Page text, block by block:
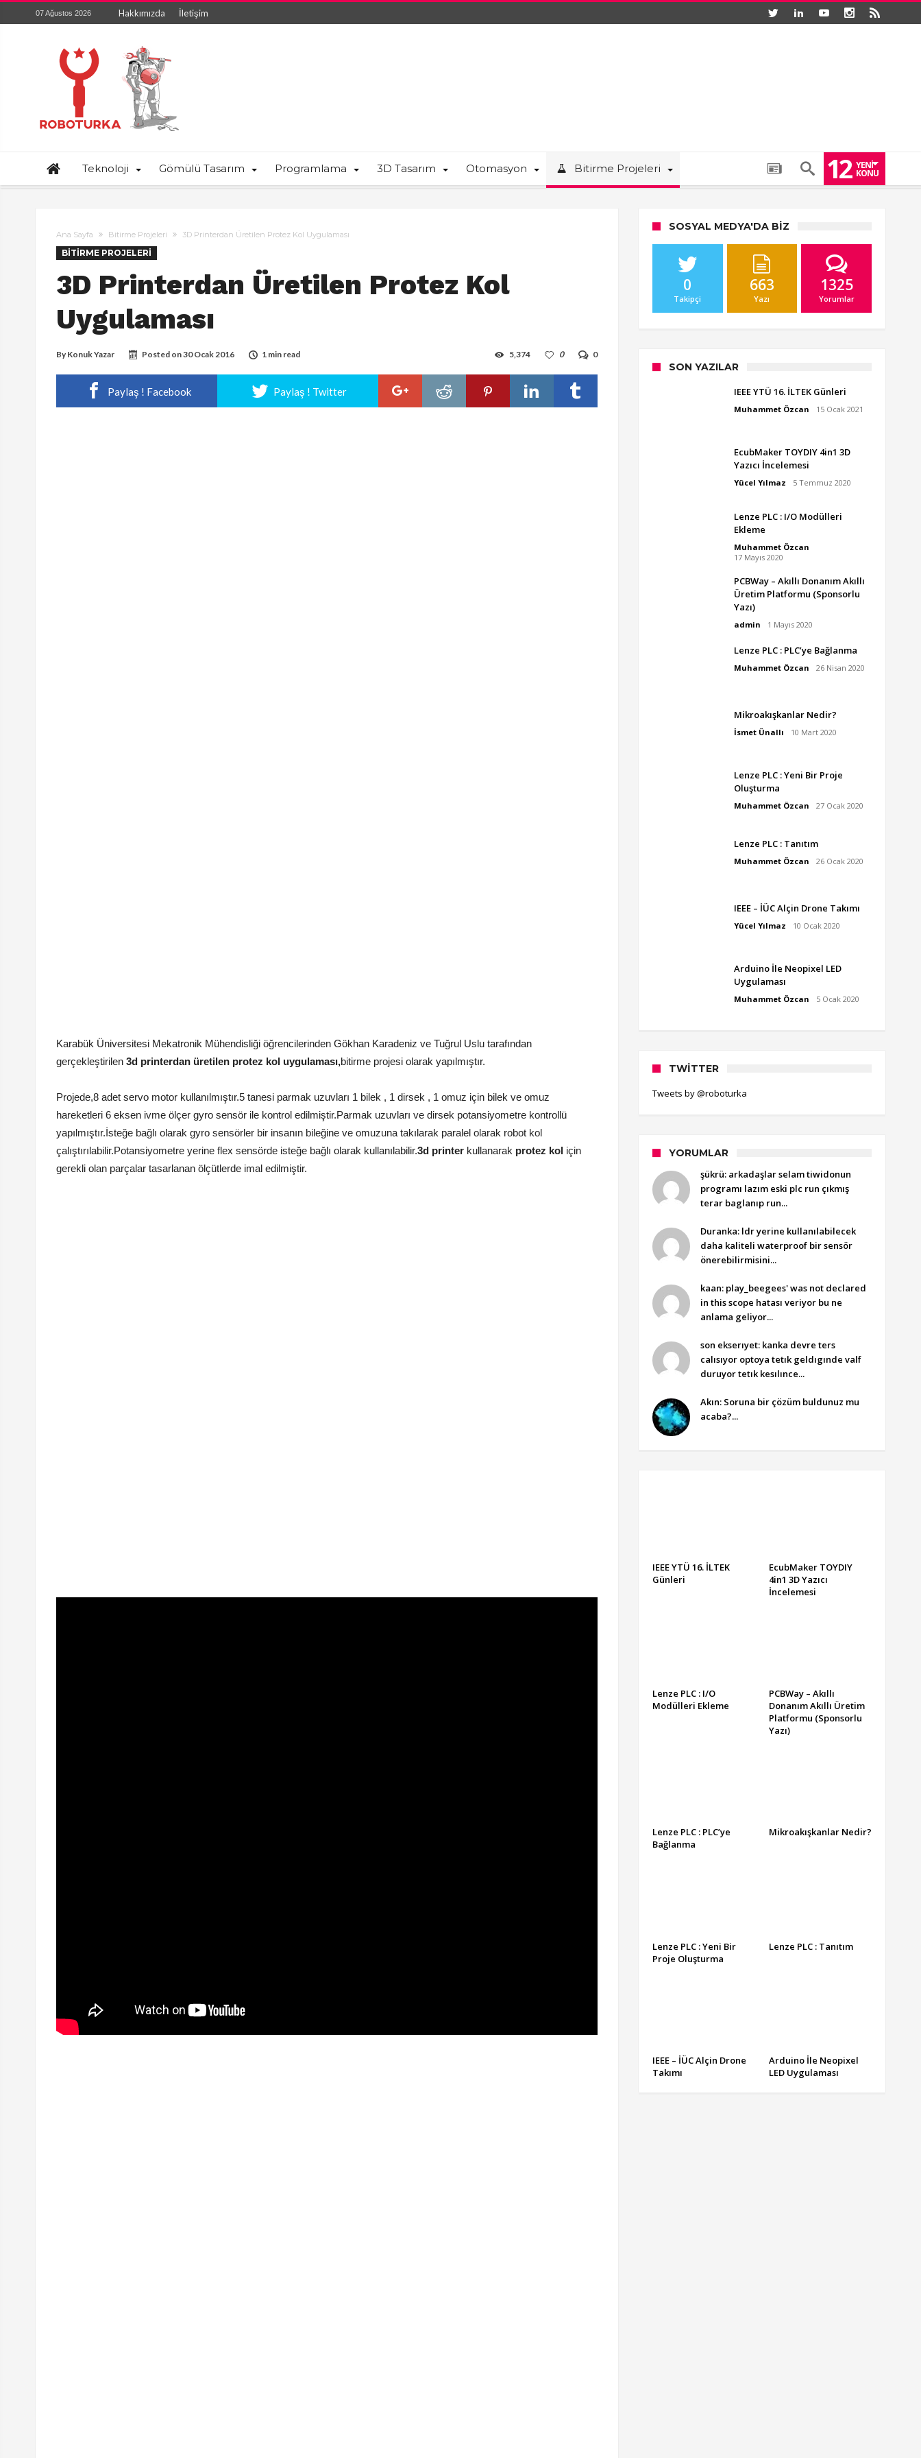
07 Ağustos 2026 Hakkımızda İletişim
Teknoloji Gömülü Tasarım Programlama 3D Tasarım Otomasyon Bitirme Projeleri 12 YENI
KONU
Ana Sayfa Bitirme Projeleri 3D Printerdan Üretilen Protez Kol Uygulaması
BITIRME PROJELERI
3D Printerdan Üretilen Protez Kol
Uygulaması
By Konuk Yazar Posted on30 Ocak 2016 1 min read 0
0
5,374
Paylaş ! Facebook Paylaş ! Twitter
Karabük Üniversitesi Mekatronik Mühendisliği öğrencilerinden Gökhan Karadeniz ve Tuğrul Uslu tarafından
gerçekleştirilen 3d printerdan üretilen protez kol uygulaması,bitirme projesi olarak yapılmıştır.
Projede,8 adet servo motor kullanılmıştır.5 tanesi parmak uzuvları 1 bilek , 1 dirsek , 1 omuz için bilek ve omuz
hareketleri 6 eksen ivme ölçer gyro sensör ile kontrol edilmiştir.Parmak uzuvları ve dirsek potansiyometre kontrollü
yapılmıştır.İsteğe bağlı olarak gyro sensörler bir insanın bileğine ve omuzuna takılarak paralel olarak robot kol
çalıştırılabilir.Potansiyometre yerine flex sensörde isteğe bağlı olarak kullanılabilir.3d printer kullanarak protez kol için
gerekli olan parçalar tasarlanan ölçütlerde imal edilmiştir.
SOSYAL MEDYA'DA BIZ
0
Takipçi
663
Yazı
1325
Yorumlar
SON YAZILAR
IEEE YTÜ 16. İLTEK Günleri
Muhammet Özcan 15 Ocak 2021
EcubMaker TOYDIY 4in1 3D
Yazıcı İncelemesi
Yücel Yılmaz 5 Temmuz 2020
Lenze PLC : I/O Modülleri
Ekleme
Muhammet Özcan
17 Mayıs 2020
PCBWay – Akıllı Donanım Akıllı
Üretim Platformu (Sponsorlu
Yazı)
admin 1 Mayıs 2020
Lenze PLC : PLC’ye Bağlanma
Muhammet Özcan 26 Nisan 2020
Mikroakışkanlar Nedir?
İsmet Ünallı 10 Mart 2020
Lenze PLC : Yeni Bir Proje
Oluşturma
Muhammet Özcan 27 Ocak 2020
Lenze PLC : Tanıtım
Muhammet Özcan 26 Ocak 2020
IEEE – İÜC Alçin Drone Takımı
Yücel Yılmaz 10 Ocak 2020
Arduino İle Neopixel LED
Uygulaması
Muhammet Özcan 5 Ocak 2020
TWITTER
Tweets by @roboturka
YORUMLAR
şükrü: arkadaşlar selam tiwidonun
programı lazım eski plc run çıkmış
terar baglanıp run...
Duranka: ldr yerine kullanılabilecek
daha kaliteli waterproof bir sensör
önerebilirmisini...
kaan: play_beegees' was not declared
in this scope hatası veriyor bu ne
anlama geliyor...
son ekserıyet: kanka devre ters
calısıyor optoya tetık geldıgınde valf
duruyor tetık kesılınce...
Akın: Soruna bir çözüm buldunuz mu
acaba?...
IEEE YTÜ 16. İLTEK
Günleri
EcubMaker TOYDIY
4in1 3D Yazıcı
İncelemesi
Lenze PLC : I/O
Modülleri Ekleme
PCBWay – Akıllı
Donanım Akıllı Üretim
Platformu (Sponsorlu
Yazı)
Lenze PLC : PLC’ye
Bağlanma
Mikroakışkanlar Nedir?
Lenze PLC : Yeni Bir
Proje Oluşturma
Lenze PLC : Tanıtım
IEEE – İÜC Alçin Drone
Takımı
Arduino İle Neopixel
LED Uygulaması